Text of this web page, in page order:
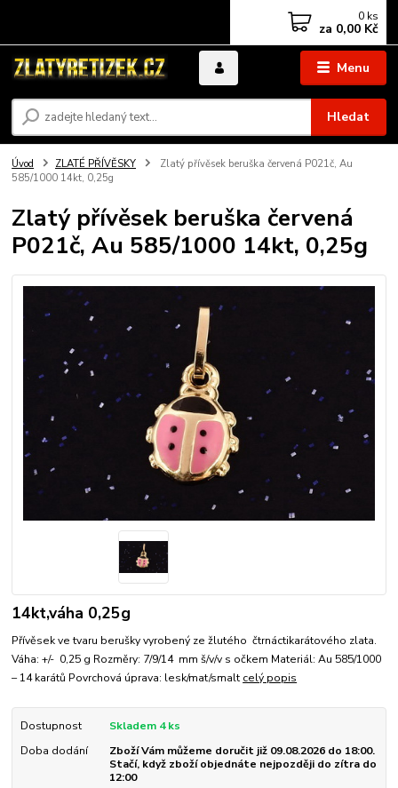
Menu
Hledat
0 ks
za 0,00 Kč
Úvod ZLATÉ PŘÍVĚSKY
Zlatý přívěsek beruška červená P021č, Au
585/1000 14kt, 0,25g
Zlatý přívěsek beruška červená
P021č, Au 585/1000 14kt, 0,25g
14kt,váha 0,25g
Přívěsek ve tvaru berušky vyrobený ze žlutého čtrnáctikarátového zlata.
Váha: +/- 0,25 g Rozměry: 7/9/14 mm š/v/v s očkem Materiál: Au 585/1000
– 14 karátů Povrchová úprava: lesk/mat/smalt celý popis
Dostupnost
Skladem 4 ks
Doba dodání
Zboží Vám můžeme doručit již 09.08.2026 do 18:00.
Stačí, když zboží objednáte nejpozději do zítra do
12:00